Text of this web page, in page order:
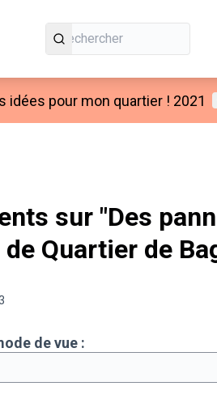
idées pour mon quartier ! 2021
sur "Des
Quartier de
de vue :